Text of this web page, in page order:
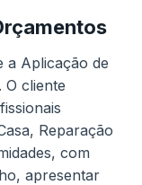
a Aplicação de
O cliente
Reparação
com
apresentar